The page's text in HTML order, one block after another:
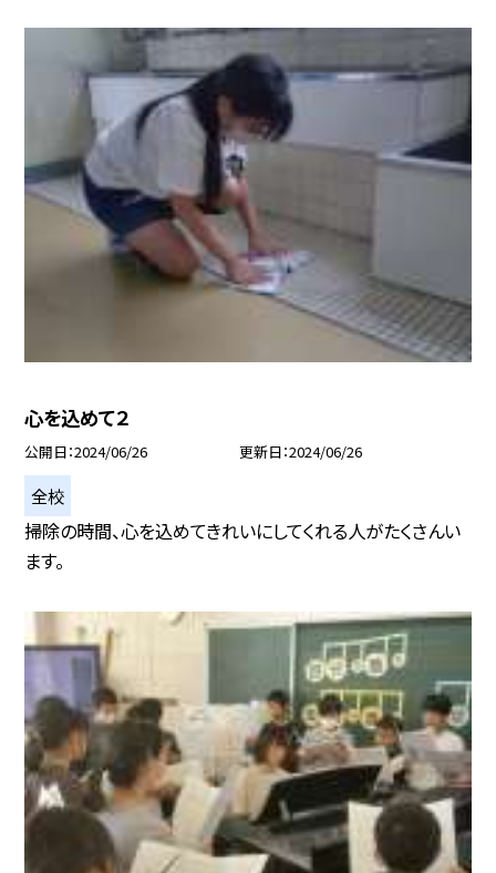
心を込めて２
公開日 2024/06/26 更新日 2024/06/26
全校
掃除の時間、心を込めてきれいにしてくれる人がたくさんい
ます。